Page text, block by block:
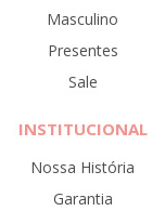
Masculino
Presentes
Sale
INSTITUCIONAL
Nossa História
Garantia